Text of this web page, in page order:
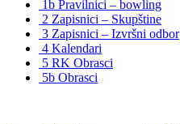
1b Pravilnici – bowling
2 Zapisnici – Skupštine
3 Zapisnici – Izvršni odbor
4 Kalendari
5 RK Obrasci
5b Obrasci